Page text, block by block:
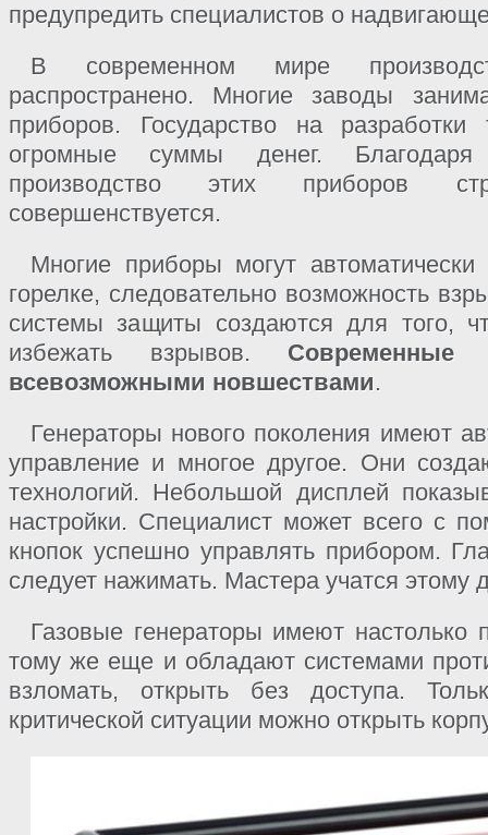
предупредить специалистов о
В современном мире
распространено. Многие заводы
приборов. Государство на разработки
огромные суммы денег.
производство этих приборов
совершенствуется.
Многие приборы могут автоматически
горелке, следовательно возможность
системы защиты создаются для того,
избежать взрывов. Современные
всевозможными новшествами.
Генераторы нового поколения имеют
управление и многое другое. Они
технологий. Небольшой дисплей
настройки. Специалист может всего с
кнопок успешно управлять прибором.
следует нажимать. Мастера учатся этому
Газовые генераторы имеют настолько
тому же еще и обладают системами
взломать, открыть без доступа.
критической ситуации можно открыть